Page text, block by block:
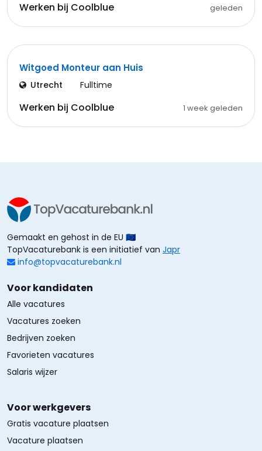
Werken bij Coolblue
geleden
Witgoed Monteur aan Huis
Utrecht Fulltime
Werken bij Coolblue 1 week geleden
Gemaakt en gehost in de EU 🇪🇺
TopVacaturebank is een initiatief van Japr
info@topvacaturebank.nl
Voor kandidaten
Alle vacatures
Vacatures zoeken
Bedrijven zoeken
Favorieten vacatures
Salaris wijzer
Voor werkgevers
Gratis vacature plaatsen
Vacature plaatsen